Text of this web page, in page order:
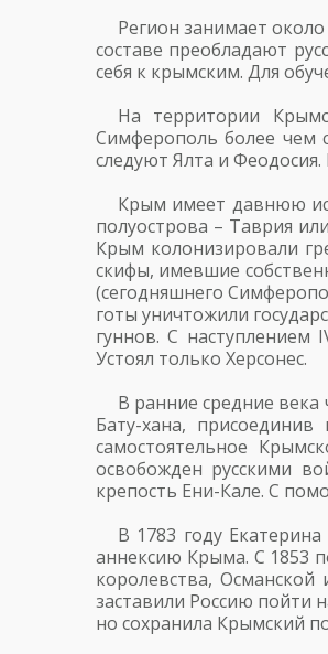
Регион занимает
составе преобладают
себя к крымским. Для
На территории
Симферополь более чем
следуют Ялта и
Крым имеет давнюю
полуострова – Таврия
Крым колонизировали
скифы, имевшие
(сегодняшнего
готы уничтожили
гуннов. С наступлением
Устоял только Херсонес.
В ранние средние века
Бату-хана,
самостоятельное
освобожден русскими
крепость Ени-Кале. С
В 1783 году
аннексию Крыма. С 1853
королевства,
заставили Россию пойти
но сохранила Крымский